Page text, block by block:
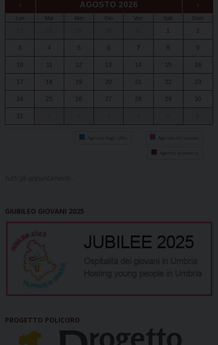
‹ AGOSTO 2026 ›
Lun Mar Mer Gio Ven Sab Dom
1 2
3 4 5 6 7 8 9
10 11 12 13 14 15 16
17 18 19 20 21 22 23
24 25 26 27 28 29 30
31
Agenda degli uffici Agenda del vescovo
Agenda diocesana
tutti gli appuntamenti...
GIUBILEO GIOVANI 2025
PROGETTO POLICORO